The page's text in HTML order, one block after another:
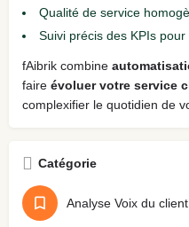
Qualité de service
Suivi précis des KPIs
fAibrik combine
faire évoluer votre service
complexifier le quotidien de
Catégorie
Analyse Voix du client